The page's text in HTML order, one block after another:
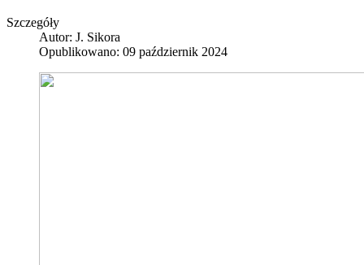
Szczegóły
Autor: J. Sikora
Opublikowano: 09 październik 2024